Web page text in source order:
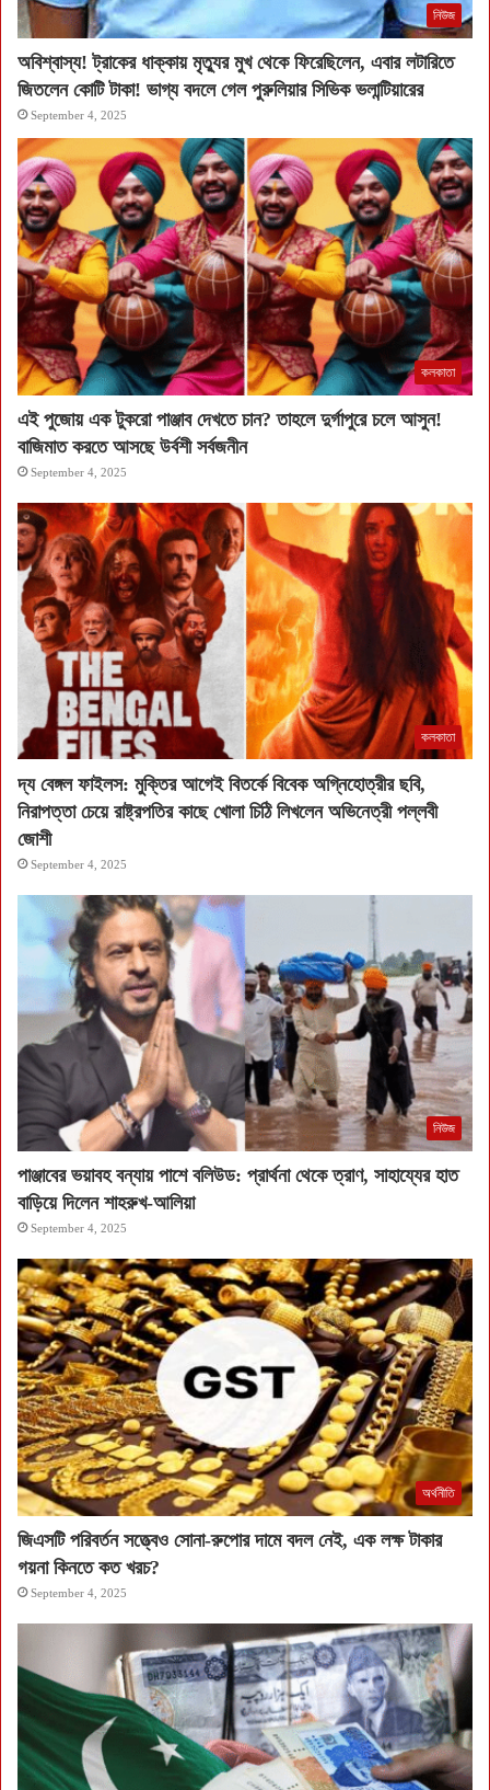
নিউজ
অবিশ্বাস্য! ট্রাকের ধাক্কায় মৃত্যুর মুখ থেকে ফিরেছিলেন, এবার লটারিতে
জিতলেন কোটি টাকা! ভাগ্য বদলে গেল পুরুলিয়ার সিভিক ভলান্টিয়ারের
September 4, 2025
কলকাতা
এই পুজোয় এক টুকরো পাঞ্জাব দেখতে চান? তাহলে দুর্গাপুরে চলে আসুন!
বাজিমাত করতে আসছে উর্বশী সর্বজনীন
September 4, 2025
কলকাতা
দ্য বেঙ্গল ফাইলস: মুক্তির আগেই বিতর্কে বিবেক অগ্নিহোত্রীর ছবি,
নিরাপত্তা চেয়ে রাষ্ট্রপতির কাছে খোলা চিঠি লিখলেন অভিনেত্রী পল্লবী
জোশী
September 4, 2025
নিউজ
পাঞ্জাবের ভয়াবহ বন্যায় পাশে বলিউড: প্রার্থনা থেকে ত্রাণ, সাহায্যের হাত
বাড়িয়ে দিলেন শাহরুখ-আলিয়া
September 4, 2025
অর্থনীতি
জিএসটি পরিবর্তন সত্ত্বেও সোনা-রুপোর দামে বদল নেই, এক লক্ষ টাকার
গয়না কিনতে কত খরচ?
September 4, 2025